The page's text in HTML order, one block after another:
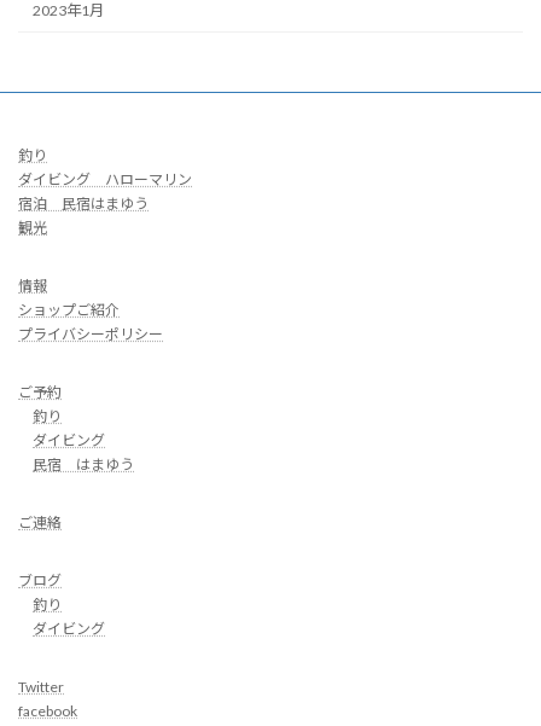
2023年1月
釣り
ダイビング ハローマリン
宿泊 民宿はまゆう
観光
情報
ショップご紹介
プライバシーポリシー
ご予約
釣り
ダイビング
民宿 はまゆう
ご連絡
ブログ
釣り
ダイビング
Twitter
facebook